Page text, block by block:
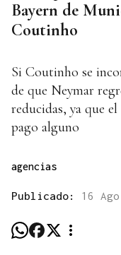
Bayern de
Coutinho
Si Coutinho se
de que Neymar
reducidas, ya que
pago alguno
agencias
Publicado: 16